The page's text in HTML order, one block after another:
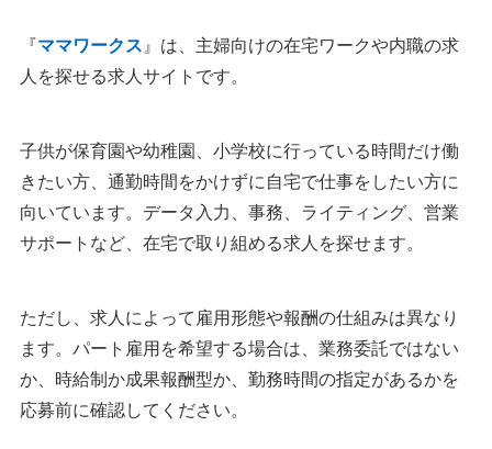
『ママワークス 』は、主婦向けの在宅ワークや内職の求
人を探せる求人サイトです。
子供が保育園や幼稚園、小学校に行っている時間だけ働
きたい方、通勤時間をかけずに自宅で仕事をしたい方に
向いています。データ入力、事務、ライティング、営業
サポートなど、在宅で取り組める求人を探せます。
ただし、求人によって雇用形態や報酬の仕組みは異なり
ます。パート雇用を希望する場合は、業務委託ではない
か、時給制か成果報酬型か、勤務時間の指定があるかを
応募前に確認してください。